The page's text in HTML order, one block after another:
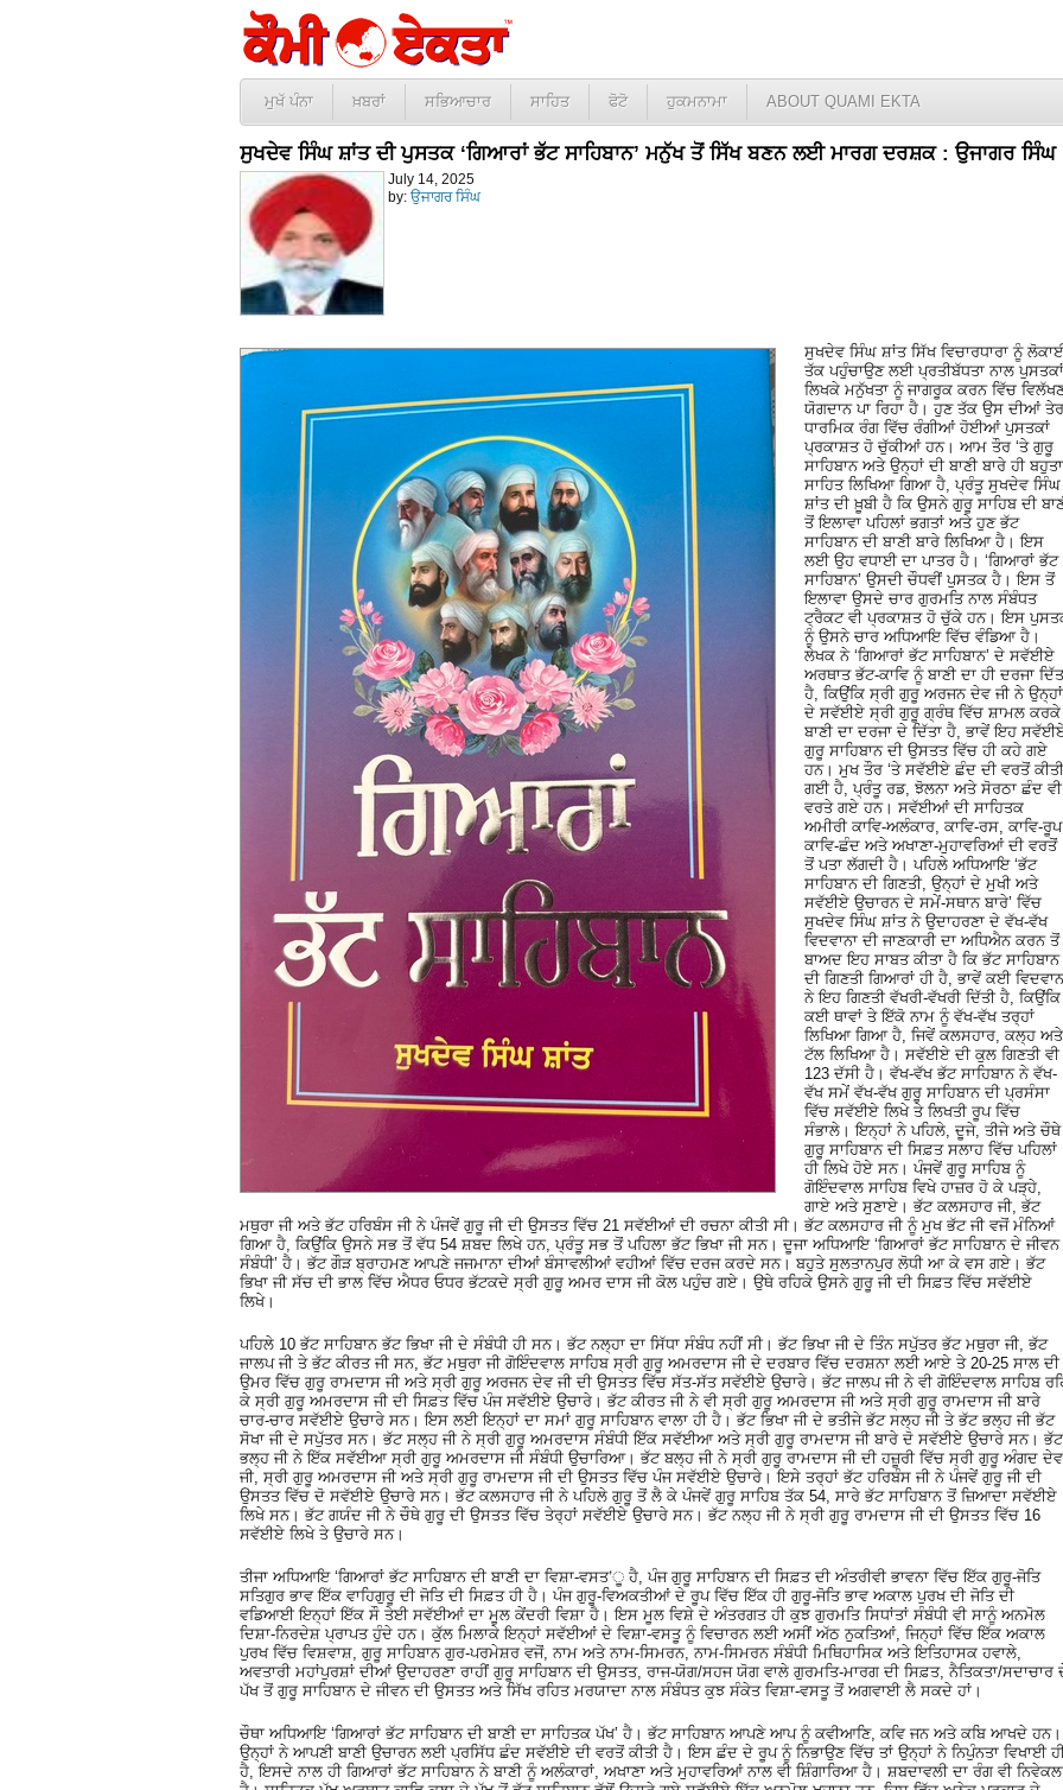
ਮੁਖੱ ਪੰਨਾ ਖ਼ਬਰਾਂ ਸਭਿਆਚਾਰ ਸਾਹਿਤ ਫੋਟੋ ਹੁਕਮਨਾਮਾ ABOUT QUAMI EKTA
ਸੁਖਦੇਵ ਸਿੰਘ ਸ਼ਾਂਤ ਦੀ ਪੁਸਤਕ ‘ਗਿਆਰਾਂ ਭੱਟ ਸਾਹਿਬਾਨ’ ਮਨੁੱਖ ਤੋਂ ਸਿੱਖ ਬਣਨ ਲਈ ਮਾਰਗ ਦਰਸ਼ਕ : ਉਜਾਗਰ ਸਿੰਘ
July 14, 2025
by: ਉਜਾਗਰ ਸਿੰਘ
ਸੁਖਦੇਵ ਸਿੰਘ ਸ਼ਾਂਤ ਸਿੱਖ ਵਿਚਾਰਧਾਰਾ ਨੂੰ
ਤੱਕ ਪਹੁੰਚਾਉਣ ਲਈ ਪ੍ਰਤੀਬੱਧਤਾ ਨਾਲ ਪੁਸਤਕਾਂ
ਲਿਖਕੇ ਮਨੁੱਖਤਾ ਨੂੰ ਜਾਗਰੂਕ ਕਰਨ ਵਿੱਚ
ਯੋਗਦਾਨ ਪਾ ਰਿਹਾ ਹੈ। ਹੁਣ ਤੱਕ ਉਸ ਦੀਆਂ
ਧਾਰਮਿਕ ਰੰਗ ਵਿੱਚ ਰੰਗੀਆਂ ਹੋਈਆਂ ਪੁਸਤਕਾਂ
ਪ੍ਰਕਾਸ਼ਤ ਹੋ ਚੁੱਕੀਆਂ ਹਨ। ਆਮ ਤੌਰ ‘ਤੇ ਗੁਰੂ
ਸਾਹਿਬਾਨ ਅਤੇ ਉਨ੍ਹਾਂ ਦੀ ਬਾਣੀ ਬਾਰੇ ਹੀ ਬਹੁਤਾ
ਸਾਹਿਤ ਲਿਖਿਆ ਗਿਆ ਹੈ, ਪ੍ਰੰਤੂ ਸੁਖਦੇਵ ਸਿੰਘ
ਸ਼ਾਂਤ ਦੀ ਖ਼ੂਬੀ ਹੈ ਕਿ ਉਸਨੇ ਗੁਰੂ ਸਾਹਿਬ ਦੀ
ਤੋਂ ਇਲਾਵਾ ਪਹਿਲਾਂ ਭਗਤਾਂ ਅਤੇ ਹੁਣ ਭੱਟ
ਸਾਹਿਬਾਨ ਦੀ ਬਾਣੀ ਬਾਰੇ ਲਿਖਿਆ ਹੈ। ਇਸ
ਲਈ ਉਹ ਵਧਾਈ ਦਾ ਪਾਤਰ ਹੈ। ‘ਗਿਆਰਾਂ ਭੱਟ
ਸਾਹਿਬਾਨ’ ਉਸਦੀ ਚੌਧਵੀਂ ਪੁਸਤਕ ਹੈ। ਇਸ ਤੋਂ
ਇਲਾਵਾ ਉਸਦੇ ਚਾਰ ਗੁਰਮਤਿ ਨਾਲ ਸੰਬੰਧਤ
ਟ੍ਰੈਕਟ ਵੀ ਪ੍ਰਕਾਸ਼ਤ ਹੋ ਚੁੱਕੇ ਹਨ। ਇਸ
ਨੂੰ ਉਸਨੇ ਚਾਰ ਅਧਿਆਇ ਵਿੱਚ ਵੰਡਿਆ ਹੈ।
ਲੇਖਕ ਨੇ ‘ਗਿਆਰਾਂ ਭੱਟ ਸਾਹਿਬਾਨ’ ਦੇ ਸਵੱਈਏ
ਅਰਥਾਤ ਭੱਟ-ਕਾਵਿ ਨੂੰ ਬਾਣੀ ਦਾ ਹੀ ਦਰਜਾ
ਹੈ, ਕਿਉਂਕਿ ਸ੍ਰੀ ਗੁਰੂ ਅਰਜਨ ਦੇਵ ਜੀ ਨੇ ਉਨ੍ਹਾਂ
ਦੇ ਸਵੱਈਏ ਸ੍ਰੀ ਗੁਰੂ ਗ੍ਰੰਥ ਵਿੱਚ ਸ਼ਾਮਲ ਕਰਕੇ
ਬਾਣੀ ਦਾ ਦਰਜਾ ਦੇ ਦਿੱਤਾ ਹੈ, ਭਾਵੇਂ ਇਹ
ਗੁਰੂ ਸਾਹਿਬਾਨ ਦੀ ਉਸਤਤ ਵਿੱਚ ਹੀ ਕਹੇ ਗਏ
ਹਨ। ਮੁਖ ਤੌਰ ‘ਤੇ ਸਵੱਈਏ ਛੰਦ ਦੀ ਵਰਤੋਂ ਕੀਤੀ
ਗਈ ਹੈ, ਪ੍ਰੰਤੂ ਰਡ, ਝੋਲਨਾ ਅਤੇ ਸੋਰਠਾ ਛੰਦ ਵੀ
ਵਰਤੇ ਗਏ ਹਨ। ਸਵੱਈਆਂ ਦੀ ਸਾਹਿਤਕ
ਅਮੀਰੀ ਕਾਵਿ-ਅਲੰਕਾਰ, ਕਾਵਿ-ਰਸ, ਕਾਵਿ-ਰੂਪ,
ਕਾਵਿ-ਛੰਦ ਅਤੇ ਅਖਾਣਾ-ਮੁਹਾਵਰਿਆਂ ਦੀ ਵਰਤੋਂ
ਤੋਂ ਪਤਾ ਲੱਗਦੀ ਹੈ। ਪਹਿਲੇ ਅਧਿਆਇ ‘ਭੱਟ
ਸਾਹਿਬਾਨ ਦੀ ਗਿਣਤੀ, ਉਨ੍ਹਾਂ ਦੇ ਮੁਖੀ ਅਤੇ
ਸਵੱਈਏ ਉਚਾਰਨ ਦੇ ਸਮੇਂ-ਸਥਾਨ ਬਾਰੇ’ ਵਿੱਚ
ਸੁਖਦੇਵ ਸਿੰਘ ਸ਼ਾਂਤ ਨੇ ਉਦਾਹਰਣਾ ਦੇ ਵੱਖ-ਵੱਖ
ਵਿਦਵਾਨਾ ਦੀ ਜਾਣਕਾਰੀ ਦਾ ਅਧਿਐਨ ਕਰਨ ਤੋਂ
ਬਾਅਦ ਇਹ ਸਾਬਤ ਕੀਤਾ ਹੈ ਕਿ ਭੱਟ ਸਾਹਿਬਾਨ
ਦੀ ਗਿਣਤੀ ਗਿਆਰਾਂ ਹੀ ਹੈ, ਭਾਵੇਂ ਕਈ
ਨੇ ਇਹ ਗਿਣਤੀ ਵੱਖਰੀ-ਵੱਖਰੀ ਦਿੱਤੀ ਹੈ, ਕਿਉਂਕਿ
ਕਈ ਥਾਵਾਂ ਤੇ ਇੱਕੋ ਨਾਮ ਨੂੰ ਵੱਖ-ਵੱਖ ਤਰ੍ਹਾਂ
ਲਿਖਿਆ ਗਿਆ ਹੈ, ਜਿਵੇਂ ਕਲਸਹਾਰ, ਕਲ੍ਹ ਅਤੇ
ਟੱਲ ਲਿਖਿਆ ਹੈ। ਸਵੱਈਏ ਦੀ ਕੁਲ ਗਿਣਤੀ ਵੀ
123 ਦੱਸੀ ਹੈ। ਵੱਖ-ਵੱਖ ਭੱਟ ਸਾਹਿਬਾਨ ਨੇ ਵੱਖ-
ਵੱਖ ਸਮੇਂ ਵੱਖ-ਵੱਖ ਗੁਰੂ ਸਾਹਿਬਾਨ ਦੀ ਪ੍ਰਸੰਸਾ
ਵਿੱਚ ਸਵੱਈਏ ਲਿਖੇ ਤੇ ਲਿਖਤੀ ਰੂਪ ਵਿੱਚ
ਸੰਭਾਲੇ। ਇਨ੍ਹਾਂ ਨੇ ਪਹਿਲੇ, ਦੂਜੇ, ਤੀਜੇ ਅਤੇ ਚੌਥੇ
ਗੁਰੂ ਸਾਹਿਬਾਨ ਦੀ ਸਿਫ਼ਤ ਸਲਾਹ ਵਿੱਚ ਪਹਿਲਾਂ
ਹੀ ਲਿਖੇ ਹੋਏ ਸਨ। ਪੰਜਵੇਂ ਗੁਰੂ ਸਾਹਿਬ ਨੂੰ
ਗੋਇੰਦਵਾਲ ਸਾਹਿਬ ਵਿਖੇ ਹਾਜ਼ਰ ਹੋ ਕੇ ਪੜ੍ਹੇ,
ਗਾਏ ਅਤੇ ਸੁਣਾਏ। ਭੱਟ ਕਲਸਹਾਰ ਜੀ, ਭੱਟ
ਮਥੁਰਾ ਜੀ ਅਤੇ ਭੱਟ ਹਰਿਬੰਸ ਜੀ ਨੇ ਪੰਜਵੇਂ ਗੁਰੂ ਜੀ ਦੀ ਉਸਤਤ ਵਿੱਚ 21 ਸਵੱਈਆਂ ਦੀ ਰਚਨਾ ਕੀਤੀ ਸੀ। ਭੱਟ ਕਲਸਹਾਰ ਜੀ ਨੂੰ ਮੁਖ ਭੱਟ ਜੀ ਵਜੋਂ ਮੰਨਿਆਂ
ਗਿਆ ਹੈ, ਕਿਉਂਕਿ ਉਸਨੇ ਸਭ ਤੋਂ ਵੱਧ 54 ਸ਼ਬਦ ਲਿਖੇ ਹਨ, ਪ੍ਰੰਤੂ ਸਭ ਤੋਂ ਪਹਿਲਾ ਭੱਟ ਭਿਖਾ ਜੀ ਸਨ। ਦੂਜਾ ਅਧਿਆਇ ‘ਗਿਆਰਾਂ ਭੱਟ ਸਾਹਿਬਾਨ ਦੇ ਜੀਵਨ
ਸੰਬੰਧੀ’ ਹੈ। ਭੱਟ ਗੌੜ ਬ੍ਰਾਹਮਣ ਆਪਣੇ ਜਜਮਾਨਾ ਦੀਆਂ ਬੰਸਾਵਲੀਆਂ ਵਹੀਆਂ ਵਿੱਚ ਦਰਜ ਕਰਦੇ ਸਨ। ਬਹੁਤੇ ਸੁਲਤਾਨਪੁਰ ਲੋਧੀ ਆ ਕੇ ਵਸ ਗਏ। ਭੱਟ
ਭਿਖਾ ਜੀ ਸੱਚ ਦੀ ਭਾਲ ਵਿੱਚ ਐਧਰ ਓਧਰ ਭੱਟਕਦੇ ਸ੍ਰੀ ਗੁਰੂ ਅਮਰ ਦਾਸ ਜੀ ਕੋਲ ਪਹੁੰਚ ਗਏ। ਉਥੇ ਰਹਿਕੇ ਉਸਨੇ ਗੁਰੂ ਜੀ ਦੀ ਸਿਫ਼ਤ ਵਿੱਚ ਸਵੱਈਏ
ਲਿਖੇ।
ਪਹਿਲੇ 10 ਭੱਟ ਸਾਹਿਬਾਨ ਭੱਟ ਭਿਖਾ ਜੀ ਦੇ ਸੰਬੰਧੀ ਹੀ ਸਨ। ਭੱਟ ਨਲ੍ਹਾ ਦਾ ਸਿੱਧਾ ਸੰਬੰਧ ਨਹੀਂ ਸੀ। ਭੱਟ ਭਿਖਾ ਜੀ ਦੇ ਤਿੰਨ ਸਪੁੱਤਰ ਭੱਟ ਮਥੁਰਾ ਜੀ, ਭੱਟ
ਜਾਲਪ ਜੀ ਤੇ ਭੱਟ ਕੀਰਤ ਜੀ ਸਨ, ਭੱਟ ਮਥੁਰਾ ਜੀ ਗੋਇੰਦਵਾਲ ਸਾਹਿਬ ਸ੍ਰੀ ਗੁਰੂ ਅਮਰਦਾਸ ਜੀ ਦੇ ਦਰਬਾਰ ਵਿੱਚ ਦਰਸ਼ਨਾ ਲਈ ਆਏ ਤੇ 20-25 ਸਾਲ ਦੀ
ਉਮਰ ਵਿੱਚ ਗੁਰੂ ਰਾਮਦਾਸ ਜੀ ਅਤੇ ਸ੍ਰੀ ਗੁਰੂ ਅਰਜਨ ਦੇਵ ਜੀ ਦੀ ਉਸਤਤ ਵਿੱਚ ਸੱਤ-ਸੱਤ ਸਵੱਈਏ ਉਚਾਰੇ। ਭੱਟ ਜਾਲਪ ਜੀ ਨੇ ਵੀ ਗੋਇੰਦਵਾਲ ਸਾਹਿਬ
ਕੇ ਸ੍ਰੀ ਗੁਰੂ ਅਮਰਦਾਸ ਜੀ ਦੀ ਸਿਫ਼ਤ ਵਿੱਚ ਪੰਜ ਸਵੱਈਏ ਉਚਾਰੇ। ਭੱਟ ਕੀਰਤ ਜੀ ਨੇ ਵੀ ਸ੍ਰੀ ਗੁਰੂ ਅਮਰਦਾਸ ਜੀ ਅਤੇ ਸ੍ਰੀ ਗੁਰੂ ਰਾਮਦਾਸ ਜੀ ਬਾਰੇ
ਚਾਰ-ਚਾਰ ਸਵੱਈਏ ਉਚਾਰੇ ਸਨ। ਇਸ ਲਈ ਇਨ੍ਹਾਂ ਦਾ ਸਮਾਂ ਗੁਰੂ ਸਾਹਿਬਾਨ ਵਾਲਾ ਹੀ ਹੈ। ਭੱਟ ਭਿਖਾ ਜੀ ਦੇ ਭਤੀਜੇ ਭੱਟ ਸਲ੍ਹ ਜੀ ਤੇ ਭੱਟ ਭਲ੍ਹ ਜੀ ਭੱਟ
ਸੋਖਾ ਜੀ ਦੇ ਸਪੁੱਤਰ ਸਨ। ਭੱਟ ਸਲ੍ਹ ਜੀ ਨੇ ਸ੍ਰੀ ਗੁਰੂ ਅਮਰਦਾਸ ਸੰਬੰਧੀ ਇੱਕ ਸਵੱਈਆ ਅਤੇ ਸ੍ਰੀ ਗੁਰੂ ਰਾਮਦਾਸ ਜੀ ਬਾਰੇ ਦੋ ਸਵੱਈਏ ਉਚਾਰੇ ਸਨ। ਭੱਟ
ਭਲ੍ਹ ਜੀ ਨੇ ਇੱਕ ਸਵੱਈਆ ਸ੍ਰੀ ਗੁਰੂ ਅਮਰਦਾਸ ਜੀ ਸੰਬੰਧੀ ਉਚਾਰਿਆ। ਭੱਟ ਬਲ੍ਹ ਜੀ ਨੇ ਸ੍ਰੀ ਗੁਰੂ ਰਾਮਦਾਸ ਜੀ ਦੀ ਹਜ਼ੂਰੀ ਵਿੱਚ ਸ੍ਰੀ ਗੁਰੂ ਅੰਗਦ ਦੇਵ
ਜੀ, ਸ੍ਰੀ ਗੁਰੂ ਅਮਰਦਾਸ ਜੀ ਅਤੇ ਸ੍ਰੀ ਗੁਰੂ ਰਾਮਦਾਸ ਜੀ ਦੀ ਉਸਤਤ ਵਿੱਚ ਪੰਜ ਸਵੱਈਏ ਉਚਾਰੇ। ਇਸੇ ਤਰ੍ਹਾਂ ਭੱਟ ਹਰਿਬੰਸ ਜੀ ਨੇ ਪੰਜਵੇਂ ਗੁਰੂ ਜੀ ਦੀ
ਉਸਤਤ ਵਿੱਚ ਦੋ ਸਵੱਈਏ ਉਚਾਰੇ ਸਨ। ਭੱਟ ਕਲਸਹਾਰ ਜੀ ਨੇ ਪਹਿਲੇ ਗੁਰੂ ਤੋਂ ਲੈ ਕੇ ਪੰਜਵੇਂ ਗੁਰੂ ਸਾਹਿਬ ਤੱਕ 54, ਸਾਰੇ ਭੱਟ ਸਾਹਿਬਾਨ ਤੋਂ ਜ਼ਿਆਦਾ ਸਵੱਈਏ
ਲਿਖੇ ਸਨ। ਭੱਟ ਗਯੰਦ ਜੀ ਨੇ ਚੌਥੇ ਗੁਰੂ ਦੀ ਉਸਤਤ ਵਿੱਚ ਤੇਰ੍ਹਾਂ ਸਵੱਈਏ ਉਚਾਰੇ ਸਨ। ਭੱਟ ਨਲ੍ਹ ਜੀ ਨੇ ਸ੍ਰੀ ਗੁਰੂ ਰਾਮਦਾਸ ਜੀ ਦੀ ਉਸਤਤ ਵਿੱਚ 16
ਸਵੱਈਏ ਲਿਖੇ ਤੇ ਉਚਾਰੇ ਸਨ।
ਤੀਜਾ ਅਧਿਆਇ ‘ਗਿਆਰਾਂ ਭੱਟ ਸਾਹਿਬਾਨ ਦੀ ਬਾਣੀ ਦਾ ਵਿਸ਼ਾ-ਵਸਤ’ੂ ਹੈ, ਪੰਜ ਗੁਰੂ ਸਾਹਿਬਾਨ ਦੀ ਸਿਫ਼ਤ ਦੀ ਅੰਤਰੀਵੀ ਭਾਵਨਾ ਵਿੱਚ ਇੱਕ ਗੁਰੂ-ਜੋਤਿ
ਸਤਿਗੁਰ ਭਾਵ ਇੱਕ ਵਾਹਿਗੁਰੂ ਦੀ ਜੋਤਿ ਦੀ ਸਿਫ਼ਤ ਹੀ ਹੈ। ਪੰਜ ਗੁਰੂ-ਵਿਅਕਤੀਆਂ ਦੇ ਰੂਪ ਵਿੱਚ ਇੱਕ ਹੀ ਗੁਰੂ-ਜੋਤਿ ਭਾਵ ਅਕਾਲ ਪੁਰਖ ਦੀ ਜੋਤਿ ਦੀ
ਵਡਿਆਈ ਇਨ੍ਹਾਂ ਇੱਕ ਸੌ ਤੇਈ ਸਵੱਈਆਂ ਦਾ ਮੂਲ ਕੇਂਦਰੀ ਵਿਸ਼ਾ ਹੈ। ਇਸ ਮੂਲ ਵਿਸ਼ੇ ਦੇ ਅੰਤਰਗਤ ਹੀ ਕੁਝ ਗੁਰਮਤਿ ਸਿਧਾਂਤਾਂ ਸੰਬੰਧੀ ਵੀ ਸਾਨੂੰ ਅਨਮੋਲ
ਦਿਸ਼ਾ-ਨਿਰਦੇਸ਼ ਪ੍ਰਾਪਤ ਹੁੰਦੇ ਹਨ। ਕੁੱਲ ਮਿਲਾਕੇ ਇਨ੍ਹਾਂ ਸਵੱਈਆਂ ਦੇ ਵਿਸ਼ਾ-ਵਸਤੂ ਨੂੰ ਵਿਚਾਰਨ ਲਈ ਅਸੀਂ ਅੱਠ ਨੁਕਤਿਆਂ, ਜਿਨ੍ਹਾਂ ਵਿੱਚ ਇੱਕ ਅਕਾਲ
ਪੁਰਖ ਵਿੱਚ ਵਿਸ਼ਵਾਸ਼, ਗੁਰੂ ਸਾਹਿਬਾਨ ਗੁਰ-ਪਰਮੇਸ਼ਰ ਵਜੋਂ, ਨਾਮ ਅਤੇ ਨਾਮ-ਸਿਮਰਨ, ਨਾਮ-ਸਿਮਰਨ ਸੰਬੰਧੀ ਮਿਥਿਹਾਸਿਕ ਅਤੇ ਇਤਿਹਾਸਕ ਹਵਾਲੇ,
ਅਵਤਾਰੀ ਮਹਾਂਪੁਰਸ਼ਾਂ ਦੀਆਂ ਉਦਾਹਰਣਾ ਰਾਹੀਂ ਗੁਰੂ ਸਾਹਿਬਾਨ ਦੀ ਉਸਤਤ, ਰਾਜ-ਯੋਗ/ਸਹਜ ਯੋਗ ਵਾਲੇ ਗੁਰਮਤਿ-ਮਾਰਗ ਦੀ ਸਿਫ਼ਤ, ਨੈਤਿਕਤਾ/ਸਦਾਚਾਰ
ਪੱਖ ਤੋਂ ਗੁਰੂ ਸਾਹਿਬਾਨ ਦੇ ਜੀਵਨ ਦੀ ਉਸਤਤ ਅਤੇ ਸਿੱਖ ਰਹਿਤ ਮਰਯਾਦਾ ਨਾਲ ਸੰਬੰਧਤ ਕੁਝ ਸੰਕੇਤ ਵਿਸ਼ਾ-ਵਸਤੂ ਤੋਂ ਅਗਵਾਈ ਲੈ ਸਕਦੇ ਹਾਂ।
ਚੌਥਾ ਅਧਿਆਇ ‘ਗਿਆਰਾਂ ਭੱਟ ਸਾਹਿਬਾਨ ਦੀ ਬਾਣੀ ਦਾ ਸਾਹਿਤਕ ਪੱਖ’ ਹੈ। ਭੱਟ ਸਾਹਿਬਾਨ ਆਪਣੇ ਆਪ ਨੂੰ ਕਵੀਆਣਿ, ਕਵਿ ਜਨ ਅਤੇ ਕਬਿ ਆਖਦੇ ਹਨ।
ਉਨ੍ਹਾਂ ਨੇ ਆਪਣੀ ਬਾਣੀ ਉਚਾਰਨ ਲਈ ਪ੍ਰਸਿੱਧ ਛੰਦ ਸਵੱਈਏ ਦੀ ਵਰਤੋਂ ਕੀਤੀ ਹੈ। ਇਸ ਛੰਦ ਦੇ ਰੂਪ ਨੂੰ ਨਿਭਾਉਣ ਵਿੱਚ ਤਾਂ ਉਨ੍ਹਾਂ ਨੇ ਨਿਪੁੰਨਤਾ ਵਿਖਾਈ
ਹੈ, ਇਸਦੇ ਨਾਲ ਹੀ ਗਿਆਰਾਂ ਭੱਟ ਸਾਹਿਬਾਨ ਨੇ ਬਾਣੀ ਨੂੰ ਅਲੰਕਾਰਾਂ, ਅਖਾਣਾ ਅਤੇ ਮੁਹਾਵਰਿਆਂ ਨਾਲ ਵੀ ਸ਼ਿੰਗਾਰਿਆ ਹੈ। ਸ਼ਬਦਾਵਲੀ ਦਾ ਰੰਗ ਵੀ